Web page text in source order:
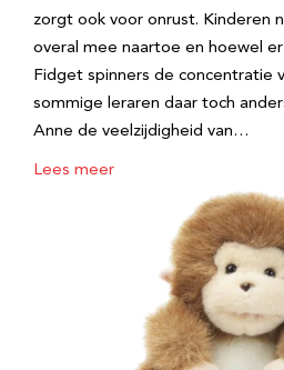
zorgt ook voor onrust. Kinderen
overal mee naartoe en hoewel
Fidget spinners de concentratie
sommige leraren daar toch
Anne de veelzijdigheid van…
Lees meer